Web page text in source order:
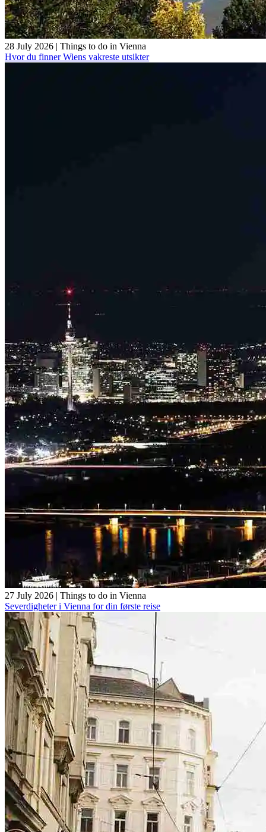
28 July 2026 | Things to do in Vienna
Hvor du finner Wiens vakreste utsikter
27 July 2026 | Things to do in Vienna
Severdigheter i Vienna for din første reise